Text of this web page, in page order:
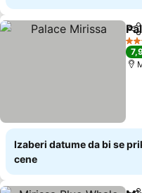
3
Izaberi datume da bi se
cene